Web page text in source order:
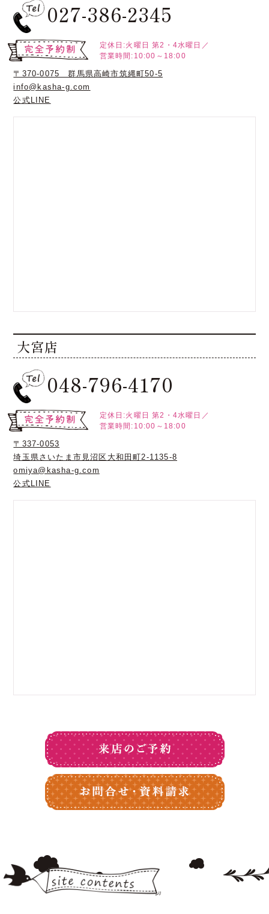
027-386-2345
定休日:火曜日 第2・4水曜日／
営業時間:10:00～18:00
〒370-0075 群馬県高崎市筑縄町50-5
info@kasha-g.com
公式LINE
大宮店
048-796-4170
定休日:火曜日 第2・4水曜日／
営業時間:10:00～18:00
〒337-0053
埼玉県さいたま市見沼区大和田町2-1135-8
omiya@kasha-g.com
公式LINE